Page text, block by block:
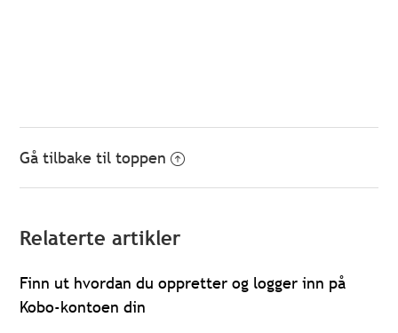
Gå tilbake til toppen
Relaterte artikler
Finn ut hvordan du oppretter og logger inn på
Kobo-kontoen din